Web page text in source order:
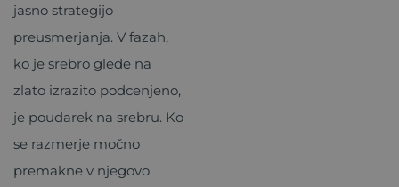
jasno strategijo
preusmerjanja. V fazah,
ko je srebro glede na
zlato izrazito podcenjeno,
je poudarek na srebru. Ko
se razmerje močno
premakne v njegovo